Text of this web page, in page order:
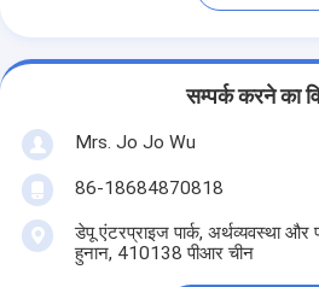
सम्पर्क करने का
Mrs. Jo Jo Wu
86-18684870818
डेपू एंटरप्राइज पार्क, अर्थव्यवस्था और
हुनान, 410138 पीआर चीन